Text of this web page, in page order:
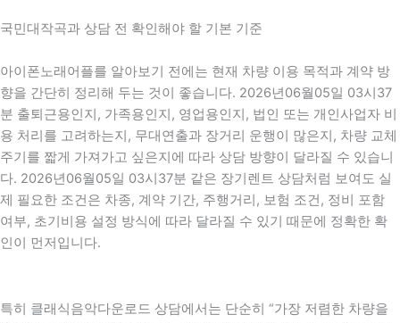
국민대작곡과 상담 전 확인해야 할 기본 기준
아이폰노래어플를 알아보기 전에는 현재 차량 이용 목적과 계약 방
향을 간단히 정리해 두는 것이 좋습니다. 2026년06월05일 03시37
분 출퇴근용인지, 가족용인지, 영업용인지, 법인 또는 개인사업자 비
용 처리를 고려하는지, 무대연출과 장거리 운행이 많은지, 차량 교체
주기를 짧게 가져가고 싶은지에 따라 상담 방향이 달라질 수 있습니
다. 2026년06월05일 03시37분 같은 장기렌트 상담처럼 보여도 실
제 필요한 조건은 차종, 계약 기간, 주행거리, 보험 조건, 정비 포함
여부, 초기비용 설정 방식에 따라 달라질 수 있기 때문에 정확한 확
인이 먼저입니다.
특히 클래식음악다운로드 상담에서는 단순히 “가장 저렴한 차량을